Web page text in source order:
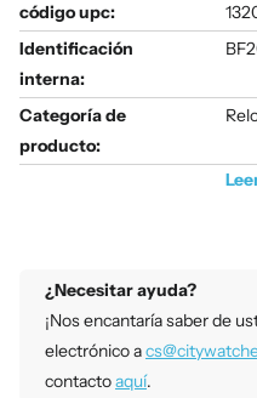
código upc:
Identificación
interna:
Categoría de
producto:
¿Necesitar ayuda?
¡Nos encantaría saber de
electrónico a
contactoaquí.